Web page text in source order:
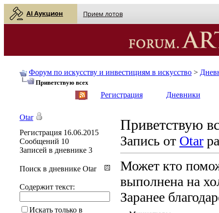
AI Аукцион Прием лотов
Форум по искусству и инвестициям в искусство >
Приветствую всех
Регистрация Дневники
Приветствую
Запись от Otar
Может кто
выполнена на
Заранее
Otar
Регистрация 16.06.2015
Сообщений 10
Записей в дневнике 3
Поиск в дневнике Otar
Содержит текст:
Искать только в